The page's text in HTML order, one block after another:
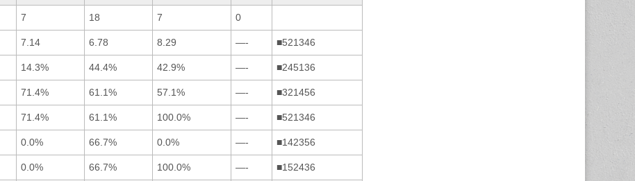
7 18 7 0
7.14 6.78 8.29 —- ■521346
14.3% 44.4% 42.9% —- ■245136
71.4% 61.1% 57.1% —- ■321456
71.4% 61.1% 100.0% —- ■521346
0.0% 66.7% 0.0% —- ■142356
0.0% 66.7% 100.0% —- ■152436